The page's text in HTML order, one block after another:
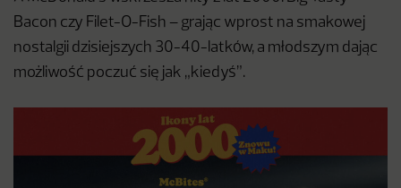
Bacon czy Filet-O-Fish – grając wprost na smakowej
nostalgii dzisiejszych 30-40-latków, a młodszym dając
możliwość poczuć się jak „kiedyś”.